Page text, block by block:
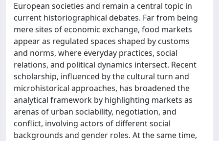
European societies and remain a central topic in
current historiographical debates. Far from being
mere sites of economic exchange, food markets
appear as regulated spaces shaped by customs
and norms, where everyday practices, social
relations, and political dynamics intersect. Recent
scholarship, influenced by the cultural turn and
microhistorical approaches, has broadened the
analytical framework by highlighting markets as
arenas of urban sociability, negotiation, and
conflict, involving actors of different social
backgrounds and gender roles. At the same time,